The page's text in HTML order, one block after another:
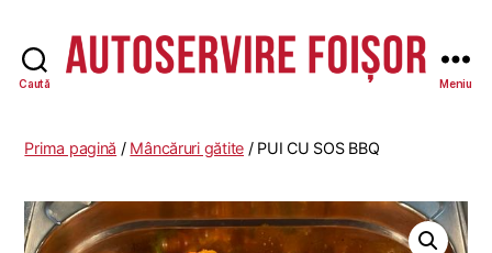
Caută
-
Meniu
Prima pagină / Mâncăruri gătite / PUI CU SOS BBQ